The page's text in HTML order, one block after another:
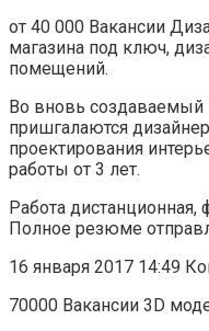
от 40 000 Вакансии
магазина под ключ,
помещений.
Во вновь создаваемый
пришгалаются
проектирования
работы от 3 лет.
Работа
Полное резюме
16 января 2017 14:49
70000 Вакансии 3D